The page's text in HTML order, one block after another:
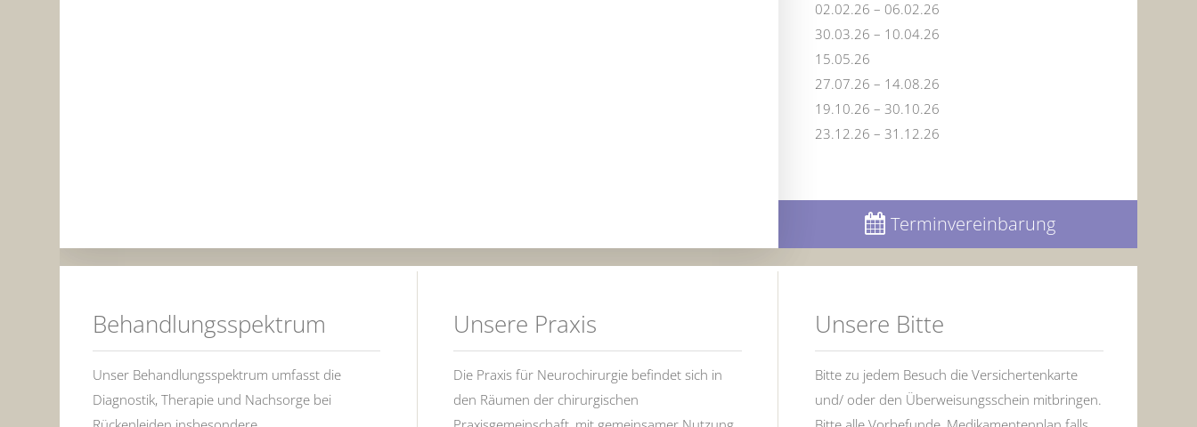
02.02.26 – 06.02.26
30.03.26 – 10.04.26
15.05.26
27.07.26 – 14.08.26
19.10.26 – 30.10.26
23.12.26 – 31.12.26
Terminvereinbarung
Behandlungsspektrum
Unser Behandlungsspektrum umfasst die
Diagnostik, Therapie und Nachsorge bei
Unsere Praxis
Die Praxis für Neurochirurgie befindet sich in
den Räumen der chirurgischen
Unsere Bitte
Bitte zu jedem Besuch die Versichertenkarte
und/ oder den Überweisungsschein mitbringen.